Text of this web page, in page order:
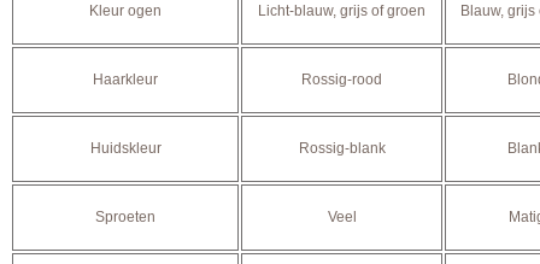
Kleur ogen Licht-blauw, grijs of groen Blauw,
Haarkleur Rossig-rood
Huidskleur Rossig-blank
Sproeten Veel